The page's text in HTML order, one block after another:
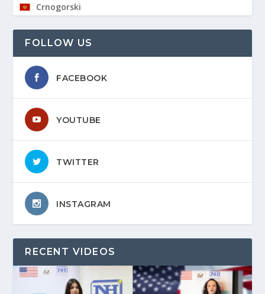
Crnogorski
FOLLOW US
FACEBOOK
YOUTUBE
TWITTER
INSTAGRAM
RECENT VIDEOS